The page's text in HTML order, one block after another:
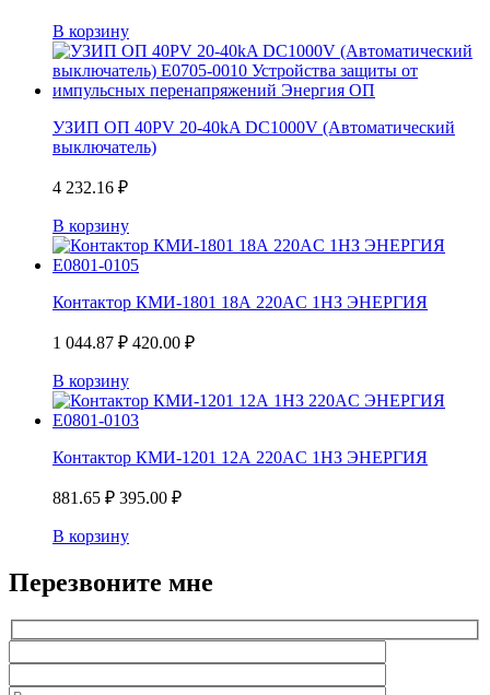
В корзину
УЗИП ОП 40PV 20-40kA DC1000V (Автоматический
выключатель)
4 232.16 ₽
В корзину
Контактор КМИ-1801 18А 220AC 1НЗ ЭНЕРГИЯ
1 044.87 ₽ 420.00 ₽
В корзину
Контактор КМИ-1201 12А 220AC 1НЗ ЭНЕРГИЯ
881.65 ₽ 395.00 ₽
В корзину
Перезвоните мне